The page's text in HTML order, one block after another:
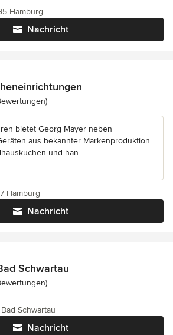
Nachricht
Hamburg
5 von 5 Sternen
bietet Georg Mayer neben
aus bekannter Markenproduktion
und han...
Nachricht
Hamburg
Schwartau
5 von 5 Sternen
Nachricht
Schwartau